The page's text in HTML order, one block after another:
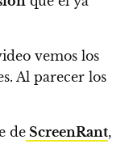
vemos los
Al parecer los
de ScreenRant,